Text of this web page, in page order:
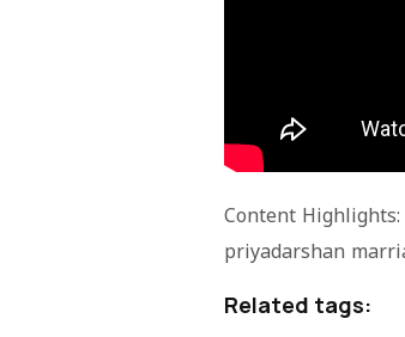
Content
priyadarshan
Related tags: